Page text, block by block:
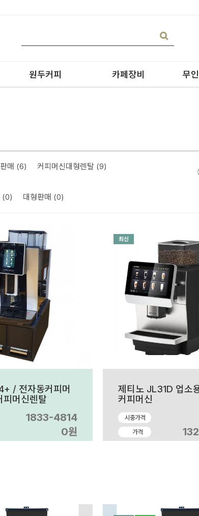
원두커피
원두커피의 종류
카페장비 무
매 (6) 커피머신대형렌탈 (9)
(0) 대형판매 (0)
/ 전자동커피머
피머신렌탈
1833-4814
0원
제티노 JL31D 업소
커피머신
시중가격
가격
최신